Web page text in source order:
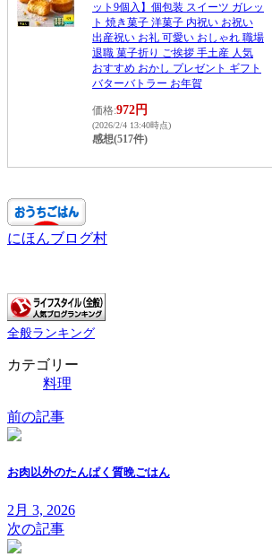
ット9個入】個包装 スイーツ ガレッ
ト 焼き菓子 洋菓子 内祝い お祝い
出産祝い お礼 可愛い おしゃれ 職場
退職 菓子折り ご挨拶 手土産 人気
おすすめ おかし プレゼント ギフト
バターバトラー お年賀
価格:972円
(2026/2/4 13:40時点)
感想(517件)
にほんブログ村
全般ランキング
カテゴリー
料理
前の記事
お肉以外のたんぱく質晩ごはん
2月 3, 2026
次の記事